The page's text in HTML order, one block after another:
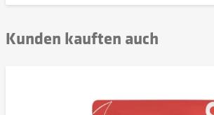
Kunden kauften auch